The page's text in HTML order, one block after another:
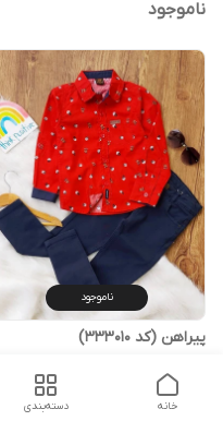
ناموجود
ناموجود
پیراهن (کد 333010)
ناموجود
دسته‌بندی خانه